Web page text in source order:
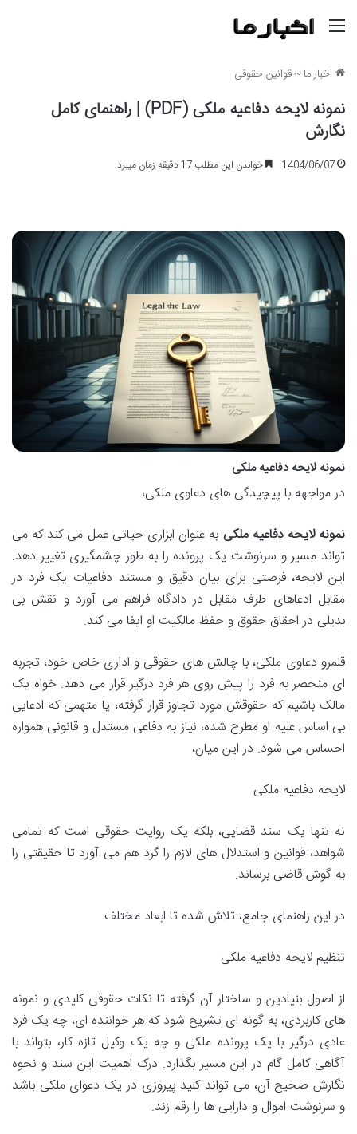
اخبار ما~قوانین حقوقی
نمونه لایحه دفاعیه ملکی (PDF) | راهنمای کامل
نگارش
1404/06/07 خواندن این مطلب 17 دقیقه زمان میبرد
نمونه لایحه دفاعیه ملکی
در مواجهه با پیچیدگی های دعاوی ملکی،
نمونه لایحه دفاعیه ملکی به عنوان ابزاری حیاتی عمل می کند که می
تواند مسیر و سرنوشت یک پرونده را به طور چشمگیری تغییر دهد.
این لایحه، فرصتی برای بیان دقیق و مستند دفاعیات یک فرد در
مقابل ادعاهای طرف مقابل در دادگاه فراهم می آورد و نقش بی
بدیلی در احقاق حقوق و حفظ مالکیت او ایفا می کند.
قلمرو دعاوی ملکی، با چالش های حقوقی و اداری خاص خود، تجربه
ای منحصر به فرد را پیش روی هر فرد درگیر قرار می دهد. خواه یک
مالک باشیم که حقوقش مورد تجاوز قرار گرفته، یا متهمی که ادعایی
بی اساس علیه او مطرح شده، نیاز به دفاعی مستدل و قانونی همواره
احساس می شود. در این میان،
لایحه دفاعیه ملکی
نه تنها یک سند قضایی، بلکه یک روایت حقوقی است که تمامی
شواهد، قوانین و استدلال های لازم را گرد هم می آورد تا حقیقتی را
به گوش قاضی برساند.
در این راهنمای جامع، تلاش شده تا ابعاد مختلف
تنظیم لایحه دفاعیه ملکی
از اصول بنیادین و ساختار آن گرفته تا نکات حقوقی کلیدی و نمونه
های کاربردی، به گونه ای تشریح شود که هر خواننده ای، چه یک فرد
عادی درگیر با یک پرونده ملکی و چه یک وکیل تازه کار، بتواند با
آگاهی کامل گام در این مسیر بگذارد. درک اهمیت این سند و نحوه
نگارش صحیح آن، می تواند کلید پیروزی در یک دعوای ملکی باشد
و سرنوشت اموال و دارایی ها را رقم زند.